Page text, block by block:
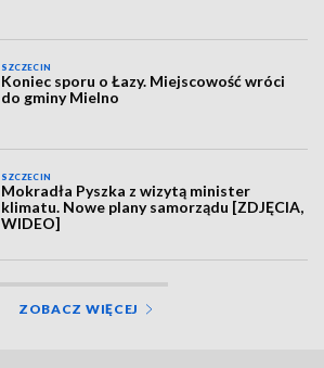
SZCZECIN
Koniec sporu o Łazy. Miejscowość wróci
do gminy Mielno
SZCZECIN
Mokradła Pyszka z wizytą minister
klimatu. Nowe plany samorządu [ZDJĘCIA,
WIDEO]
ZOBACZ WIĘCEJ